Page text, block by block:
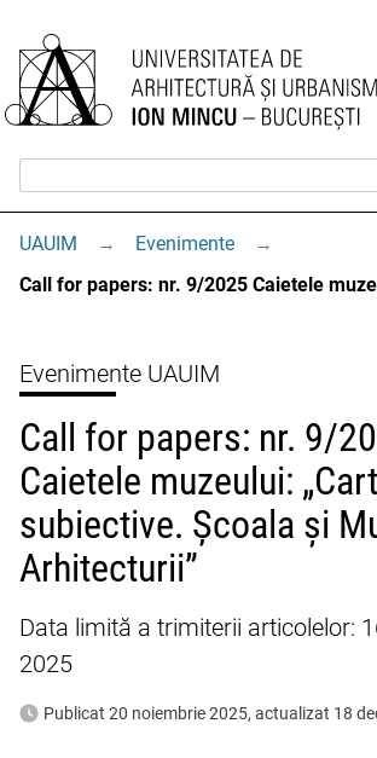
UAUIM → Evenimente
→
Call for papers: nr. 9/2025 Caietele
Evenimente UAUIM
Call for papers: nr. 9/
Caietele muzeului:
subiective. Școala și
Arhitecturii”
Data limită a trimiterii articolelor:
2025
Publicat 20 noiembrie 2025, actualizat 18